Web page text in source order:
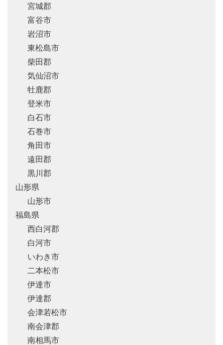
宮城郡
富谷市
岩沼市
東松島市
柴田郡
気仙沼市
牡鹿郡
登米市
白石市
石巻市
角田市
遠田郡
黒川郡
山形県
山形市
福島県
西白河郡
白河市
いわき市
二本松市
伊達市
伊達郡
会津若松市
南会津郡
南相馬市